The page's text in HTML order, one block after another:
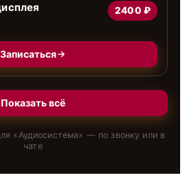
2400 ₽
Записаться
Показать всё
«Аудиосистема» — по звонку или в
чате